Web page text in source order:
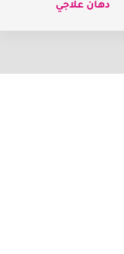
دهان علاجي